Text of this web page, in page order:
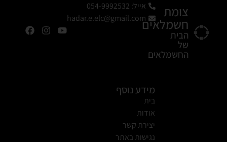
צומת
חשמלאים
הבית
של
החשמלאים
אייל: 054-9992532
hadar.e.elc@gmail.com
מידע נוסף
בית
אודות
יצירת קשר
נגישות באתר